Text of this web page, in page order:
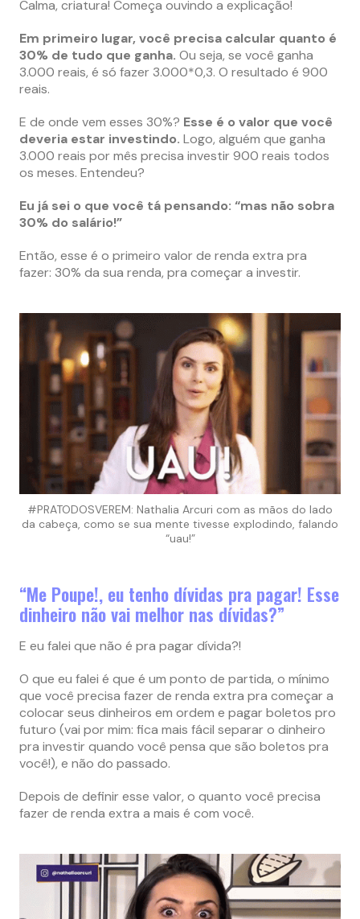
Calma, criatura! Começa ouvindo a explicação!
Em primeiro lugar, você precisa calcular quanto é
30% de tudo que ganha. Ou seja, se você ganha
3.000 reais, é só fazer 3.000*0,3. O resultado é 900
reais.
E de onde vem esses 30%? Esse é o valor que você
deveria estar investindo. Logo, alguém que ganha
3.000 reais por mês precisa investir 900 reais todos
os meses. Entendeu?
Eu já sei o que você tá pensando: “mas não sobra
30% do salário!”
Então, esse é o primeiro valor de renda extra pra
fazer: 30% da sua renda, pra começar a investir.
#PRATODOSVEREM: Nathalia Arcuri com as mãos do lado
da cabeça, como se sua mente tivesse explodindo, falando
“uau!”
“Me Poupe!, eu tenho dívidas pra pagar! Esse
dinheiro não vai melhor nas dívidas?”
E eu falei que não é pra pagar dívida?!
O que eu falei é que é um ponto de partida, o mínimo
que você precisa fazer de renda extra pra começar a
colocar seus dinheiros em ordem e pagar boletos pro
futuro (vai por mim: fica mais fácil separar o dinheiro
pra investir quando você pensa que são boletos pra
você!), e não do passado.
Depois de definir esse valor, o quanto você precisa
fazer de renda extra a mais é com você.